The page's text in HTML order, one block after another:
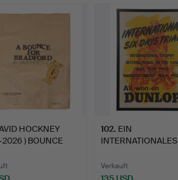
HOCKNEY
2026 ) BOUNCE
102. EIN
INTERNATIONALES
TESTPLAKA…
Verkauft